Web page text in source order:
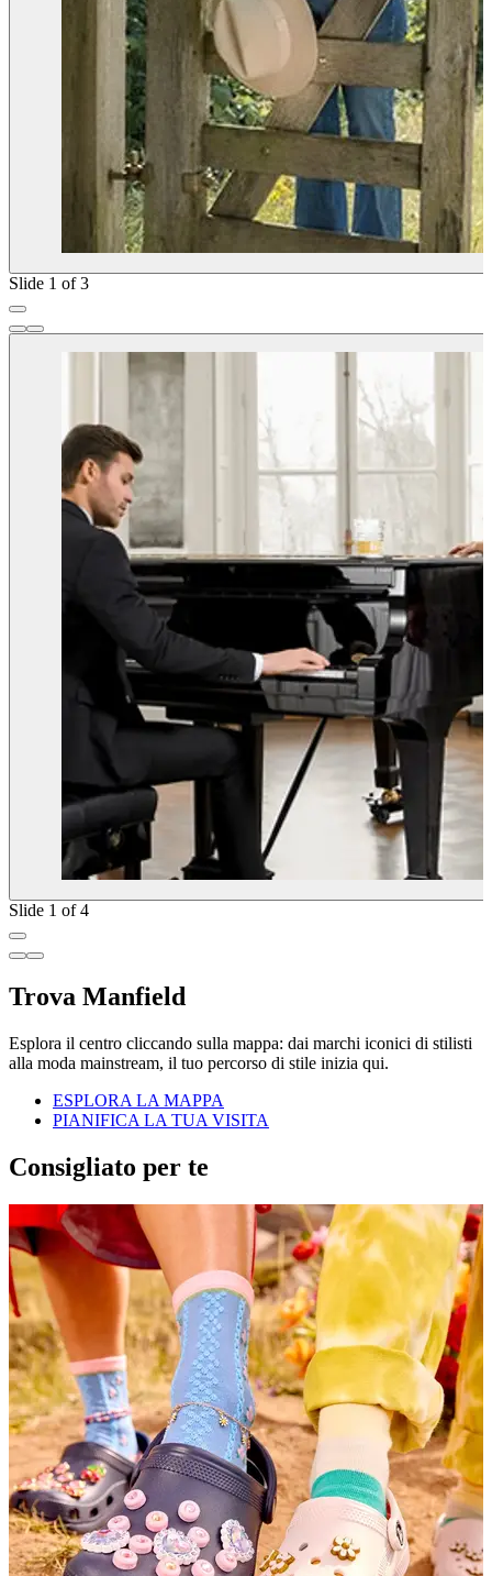
Slide 1 of 3
Slide 1 of 4
Trova Manfield
Esplora il centro cliccando sulla mappa: dai marchi iconici di stilisti
alla moda mainstream, il tuo percorso di stile inizia qui.
ESPLORA LA MAPPA
PIANIFICA LA TUA VISITA
Consigliato per te